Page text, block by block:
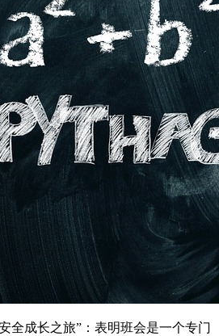
全成长之旅”：表明班会是一个专门